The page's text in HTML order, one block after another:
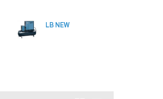
LB NEW